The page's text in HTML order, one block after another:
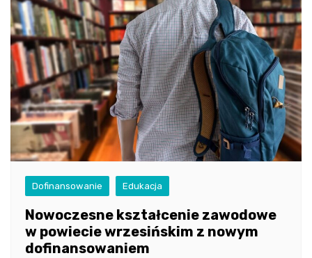
Dofinansowanie Edukacja
Nowoczesne kształcenie zawodowe
w powiecie wrzesińskim z nowym
dofinansowaniem